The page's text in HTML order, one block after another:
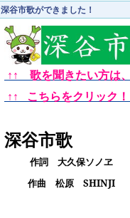
深谷市歌ができました！
↑↑ 歌を聞きたい方は、
↑ ↑ こちらをクリック！
深谷市歌
作詞 大久保ソノヱ
作曲 松原 SHINJI